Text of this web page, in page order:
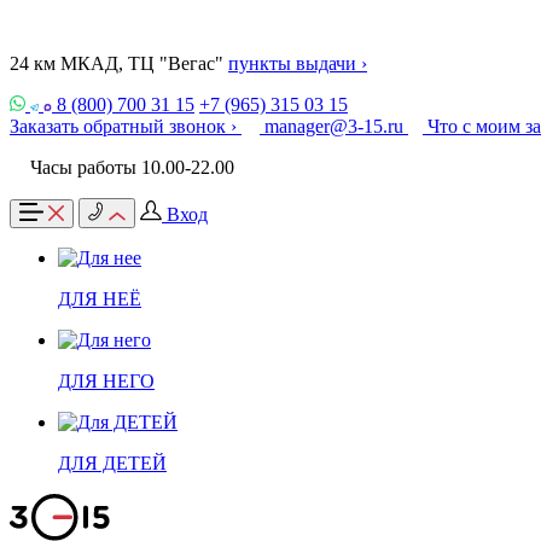
24 км МКАД, ТЦ "Вегас" пункты выдачи ›
8 (800) 700 31 15 +7 (965) 315 03 15
Заказать обратный звонок ›
manager@3-15.ru
Что с моим
Часы работы 10.00-22.00
Вход
ДЛЯ НЕЁ
ДЛЯ НЕГО
ДЛЯ ДЕТЕЙ